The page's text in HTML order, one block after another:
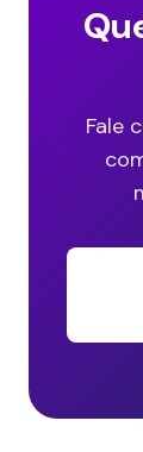
Fale